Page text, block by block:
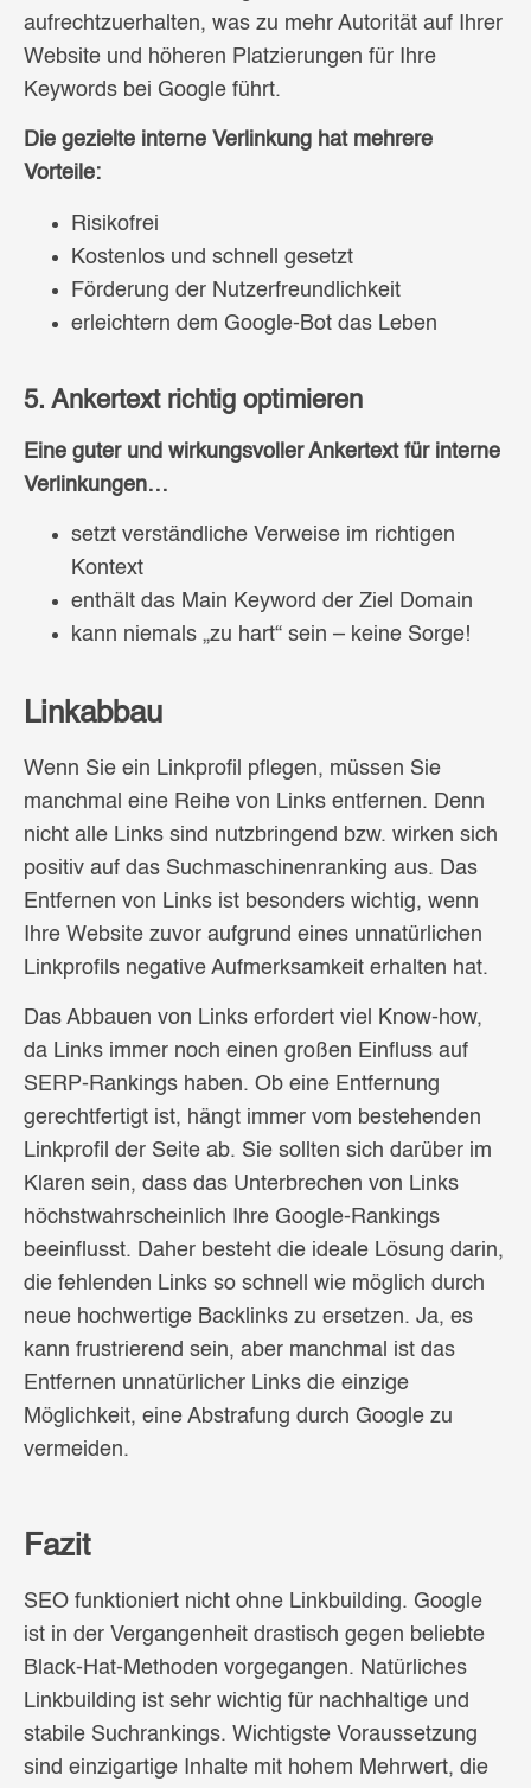
aufrechtzuerhalten, was zu mehr Autorität auf Ihrer
Website und höheren Platzierungen für Ihre
Keywords bei Google führt.
Die gezielte interne Verlinkung hat mehrere
Vorteile:
Risikofrei
Kostenlos und schnell gesetzt
Förderung der Nutzerfreundlichkeit
erleichtern dem Google-Bot das Leben
5. Ankertext richtig optimieren
Eine guter und wirkungsvoller Ankertext für interne
Verlinkungen…
setzt verständliche Verweise im richtigen
Kontext
enthält das Main Keyword der Ziel Domain
kann niemals „zu hart“ sein – keine Sorge!
Linkabbau
Wenn Sie ein Linkprofil pflegen, müssen Sie
manchmal eine Reihe von Links entfernen. Denn
nicht alle Links sind nutzbringend bzw. wirken sich
positiv auf das Suchmaschinenranking aus. Das
Entfernen von Links ist besonders wichtig, wenn
Ihre Website zuvor aufgrund eines unnatürlichen
Linkprofils negative Aufmerksamkeit erhalten hat.
Das Abbauen von Links erfordert viel Know-how,
da Links immer noch einen großen Einfluss auf
SERP-Rankings haben. Ob eine Entfernung
gerechtfertigt ist, hängt immer vom bestehenden
Linkprofil der Seite ab. Sie sollten sich darüber im
Klaren sein, dass das Unterbrechen von Links
höchstwahrscheinlich Ihre Google-Rankings
beeinflusst. Daher besteht die ideale Lösung darin,
die fehlenden Links so schnell wie möglich durch
neue hochwertige Backlinks zu ersetzen. Ja, es
kann frustrierend sein, aber manchmal ist das
Entfernen unnatürlicher Links die einzige
Möglichkeit, eine Abstrafung durch Google zu
vermeiden.
Fazit
SEO funktioniert nicht ohne Linkbuilding. Google
ist in der Vergangenheit drastisch gegen beliebte
Black-Hat-Methoden vorgegangen. Natürliches
Linkbuilding ist sehr wichtig für nachhaltige und
stabile Suchrankings. Wichtigste Voraussetzung
sind einzigartige Inhalte mit hohem Mehrwert, die